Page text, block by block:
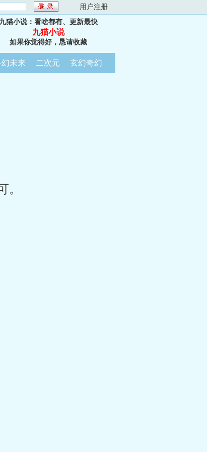
用户注册
九猫小说：看啥都有、更新最快
九猫小说
如果你觉得好，恳请收藏
幻未来 二次元 玄幻奇幻
。